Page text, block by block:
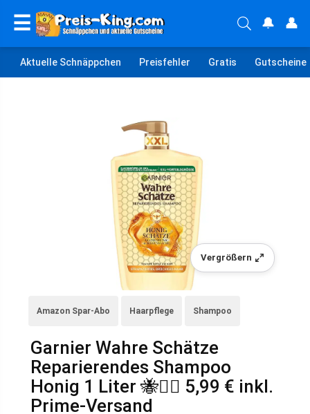
☰ 🔔 👤
Aktuelle Schnäppchen Preisfehler Gratis Gutscheine
Vergrößern
Amazon Spar-Abo Haarpflege Shampoo
Garnier Wahre Schätze
Reparierendes Shampoo
Honig 1 Liter 🐝💆‍♀️ 5,99 € inkl.
Prime-Versand